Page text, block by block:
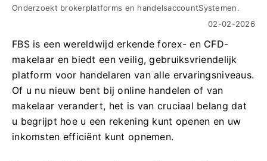
Onderzoekt brokerplatforms en handelsaccountSystemen.
02-02-2026
FBS is een wereldwijd erkende forex- en CFD-
makelaar en biedt een veilig, gebruiksvriendelijk
platform voor handelaren van alle ervaringsniveaus.
Of u nu nieuw bent bij online handelen of van
makelaar verandert, het is van cruciaal belang dat
u begrijpt hoe u een rekening kunt openen en uw
inkomsten efficiënt kunt opnemen.